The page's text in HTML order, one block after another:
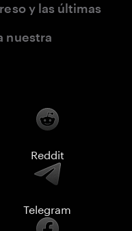
y las últimas
nuestra
Reddit
Telegram